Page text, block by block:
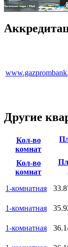
Другие
Кол-во
комнат
Кол-во
комнат
1-комнатная
1-комнатная
1-комнатная